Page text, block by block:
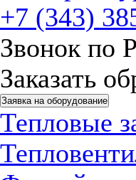
+7 (343)
Звонок по
Заказать
Заявка на оборудование
Тепловые